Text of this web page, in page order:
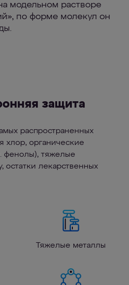
модельном растворе
по форме молекул он
защита
распространенных
хлор, органические
фенолы), тяжелые
остатки лекарственных
Тяжелые металлы